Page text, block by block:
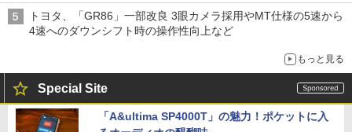
トヨタ、「GR86」一部改良 3眼カメラ採用やMT仕様の5速から
4速へのダウンシフト時の操作性向上など
もっと見る
Special Site
「A&ultima SP4000T」の魅力！ポケットに入